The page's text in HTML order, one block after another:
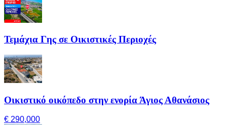
Τεμάχια Γης σε Οικιστικές Περιοχές
Οικιστικό οικόπεδο στην ενορία Άγιος Αθανάσιος
€ 290,000